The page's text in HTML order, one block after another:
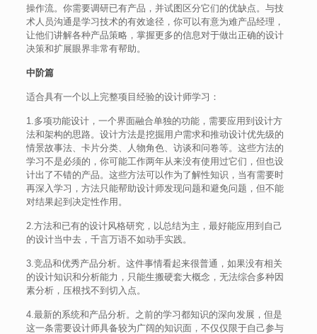
操作流。你需要调研已有产品，并试图区分它们的优缺点。与技
术人员沟通是学习技术的有效途径，你可以有意为难产品经理，
让他们讲解各种产品策略，掌握更多的信息对于做出正确的设计
决策和扩展眼界非常有帮助。
中阶篇
适合具有一个以上完整项目经验的设计师学习：
1.多项功能设计，一个界面融合单独的功能，需要应用到设计方
法和架构的思路。设计方法是挖掘用户需求和推动设计优先级的
情景故事法、卡片分类、人物角色、访谈和问卷等。这些方法的
学习不是必须的，你可能工作两年从来没有使用过它们，但也设
计出了不错的产品。这些方法可以作为了解性知识，当有需要时
再深入学习，方法只能帮助设计师发现问题和避免问题，但不能
对结果起到决定性作用。
2.方法和已有的设计风格研究，以总结为主，最好能应用到自己
的设计当中去，千言万语不如动手实践。
3.竞品和优秀产品分析。这件事情看起来很普通，如果没有相关
的设计知识和分析能力，只能生搬硬套大概念，无法综合多种因
素分析，压根找不到切入点。
4.最新的系统和产品分析。之前的学习都知识的深向发展，但是
这一条需要设计师具备较为广阔的知识面，不仅仅限于自己参与